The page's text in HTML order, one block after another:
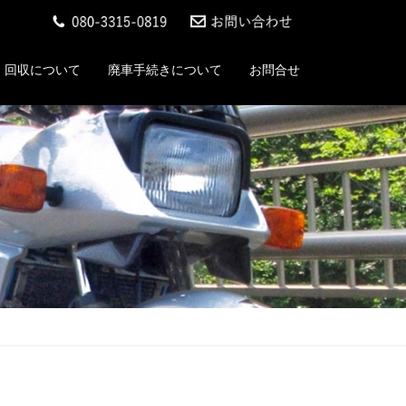
回収について 廃車手続きについて お問合せ